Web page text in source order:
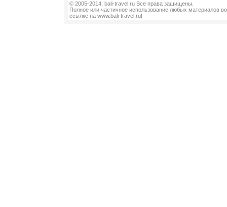
© 2005-2014, bali-travel.ru Все права защищены.
Полное или частичное использование любых материалов
ссылке на www.bali-travel.ru!